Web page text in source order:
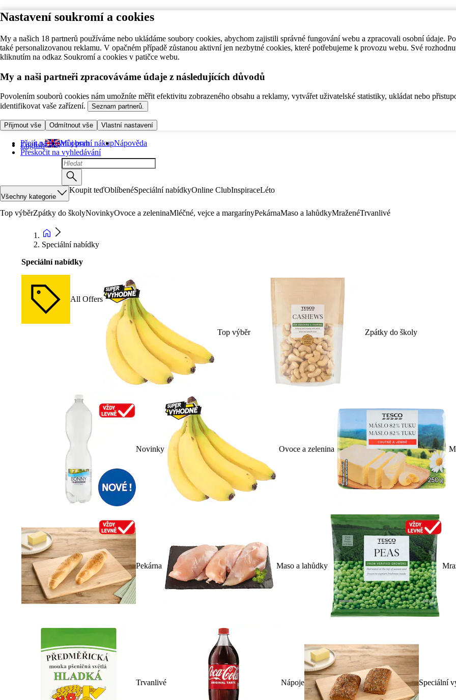
Nastavení soukromí a cookies
My a našich 18 partnerů používáme nebo ukládáme soubory cookies, abychom zajistili správné fungování webu a zpracovali osobní údaje.
také personalizovanou reklamu. V opačném případě zůstanou aktivní jen nezbytné cookies, které potřebujeme k provozu webu. Své
kliknutím na odkaz Soukromí a cookies v patičce webu.
My a naši partneři zpracováváme údaje z následujících důvodů
Povolením souborů cookies nám umožníte měřit efektivitu zobrazeného obsahu a reklamy, vytvářet uživatelské statistiky, ukládat nebo
identifikovat vaše zařízení.
Seznam partnerů.
Přijmout vše Odmítnout vše Vlastní nastavení
Přejít na hlavní obsah
Přeskočit na vyhledávání
English Můj první nákupNápověda
Všechny kategorie
Koupit teďOblíbenéSpeciální nabídkyOnline ClubInspiraceLéto
Top výběrZpátky do školyNovinkyOvoce a zeleninaMléčné, vejce a margarínyPekárnaMaso a lahůdkyMraženéTrvanlivé
Speciální nabídky
Speciální nabídky
All Offers
Top výběr Zpátky do školy
Novinky Ovoce a zelenina
Pekárna Maso a lahůdky
Trvanlivé Nápoje Speciální